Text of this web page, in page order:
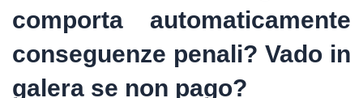
comporta automaticamente
conseguenze penali? Vado in
galera se non pago?